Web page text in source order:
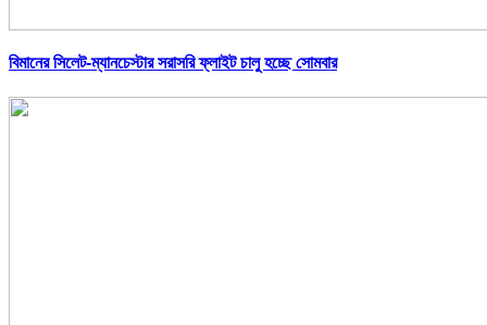
বিমানের সিলেট-ম্যানচেস্টার সরাসরি ফ্লাইট চালু হচ্ছে সোমবার